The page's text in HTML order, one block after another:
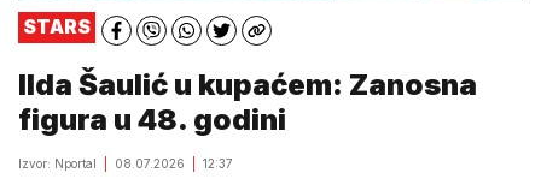
STARS
Ilda Šaulić u kupaćem: Zanosna
figura u 48. godini
Izvor: Nportal 08.07.2026 12:37